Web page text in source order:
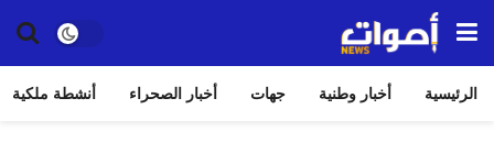
الرئيسية أخبار وطنية جهات أخبار الصحراء أنشطة ملكية